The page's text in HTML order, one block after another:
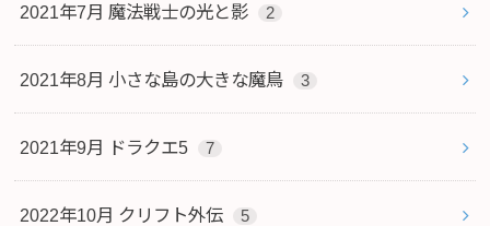
2021年7月 魔法戦士の光と影 2
2021年8月 小さな島の大きな魔鳥 3
2021年9月 ドラクエ5 7
2022年10月 クリフト外伝 5